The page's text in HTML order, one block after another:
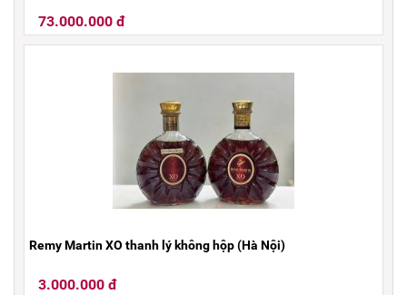
73.000.000 đ
Remy Martin XO thanh lý không hộp (Hà Nội)
3.000.000 đ